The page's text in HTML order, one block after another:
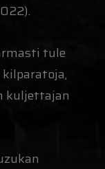
tule
kuljettajan